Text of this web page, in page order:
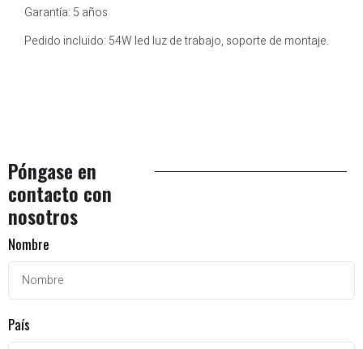
Garantía: 5 años
Pedido incluido: 54W led luz de trabajo, soporte de montaje.
Póngase en
contacto con
nosotros
Nombre
País